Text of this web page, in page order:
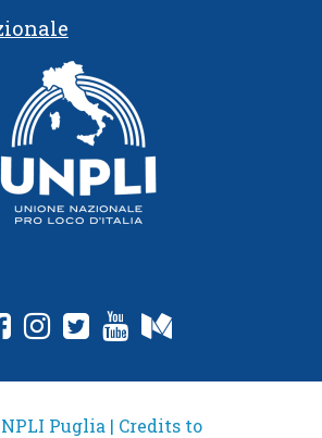
Puglia | Credits to